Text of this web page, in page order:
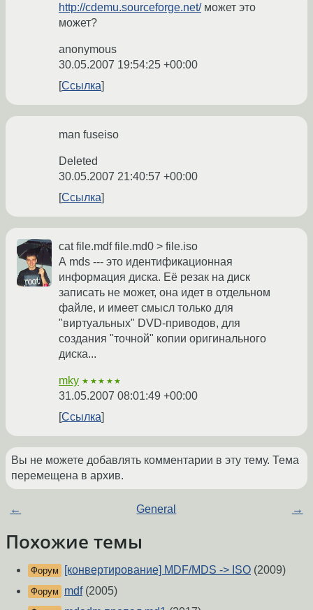
http://cdemu.sourceforge.net/может это
может?
anonymous
30.05.2007 19:54:25 +00:00
Ссылка
man fuseiso
Deleted
30.05.2007 21:40:57 +00:00
Ссылка
cat file.mdf file.md0 > file.iso
А mds --- это идентификационная
информация диска. Её резак на диск
записать не может, она идет в отдельном
файле, и имеет смысл только для
"виртуальных" DVD-приводов, для
создания "точной" копии оригинального
диска...
mky ★★★★★
31.05.2007 08:01:49 +00:00
Ссылка
Вы не можете добавлять комментарии в эту тему. Тема
перемещена в архив.
← General →
Похожие темы
Форум [конвертирование] MDF/MDS -> ISO (2009)
Форум mdf(2005)